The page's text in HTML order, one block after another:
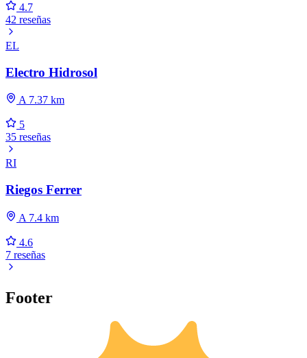
4.7
42 reseñas
EL
Electro Hidrosol
A 7.37 km
5
35 reseñas
RI
Riegos Ferrer
A 7.4 km
4.6
7 reseñas
Footer